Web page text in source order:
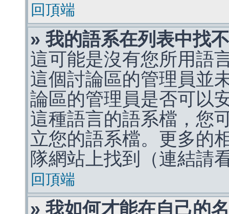
回頂端
» 我的語系在列表中找
這可能是沒有您所用語
這個討論區的管理員並
論區的管理員是否可以
這種語言的語系檔，您
立您的語系檔。更多的
隊網站上找到（連結請
回頂端
» 我如何才能在自己的